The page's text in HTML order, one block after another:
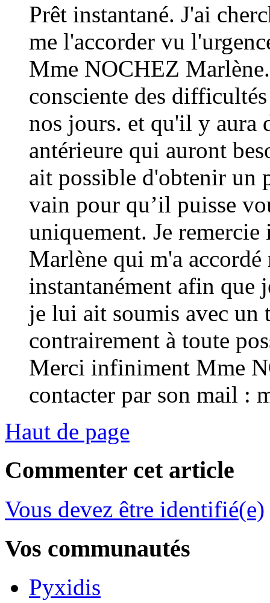
Prêt instantané. J'ai
me l'accorder vu
Mme NOCHEZ
consciente des
nos jours. et qu'il y aura
antérieure qui auront
ait possible d'obtenir un
vain pour qu’il puisse
uniquement. Je
Marlène qui m'a
instantanément afin que
je lui ait soumis avec un
contrairement à toute
Merci infiniment Mme
contacter par son mail :
Haut de page
Commenter cet article
Vous devez être identifié(e)
Vos communautés
Pyxidis